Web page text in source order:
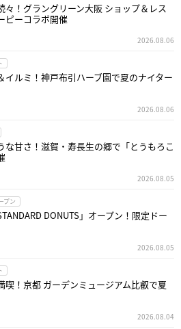
々！グラングリーン大阪 ショップ＆レス
ピーコラボ開催
2026.08.06
イルミ！神戸布引ハーブ園で夏のナイター
2026.08.06
な甘さ！滋賀・寿長生の郷で「とうもろこ
2026.08.05
プン
DONUTS」オープン！限定ドー
2026.08.05
喫！京都 ガーデンミュージアム比叡で夏
2026.08.04